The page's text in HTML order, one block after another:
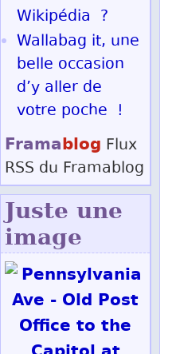
Wikipédia ?
Wallabag it, une
belle occasion
d’y aller de
votre poche !
Framablog Flux
RSS du Framablog
Juste une
image